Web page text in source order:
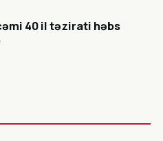
40 il təzirati həbs